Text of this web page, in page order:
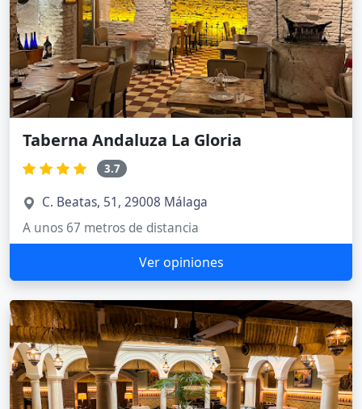
Taberna Andaluza La Gloria
3.7
C. Beatas, 51, 29008 Málaga
A unos 67 metros de distancia
Ver opiniones